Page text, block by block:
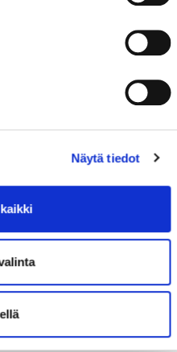
Näytä tiedot